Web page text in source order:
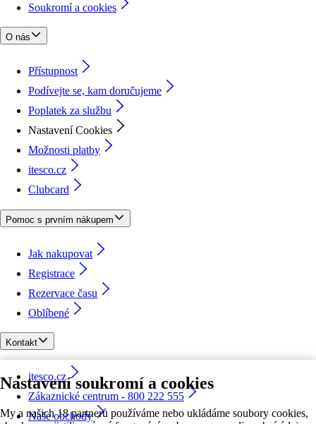
Nastavení soukromí a cookies
My a našich 18 partnerů používáme nebo ukládáme soubory cookies,
Soukromí a cookies
O nás
Přístupnost
Podívejte se, kam doručujeme
Poplatek za službu
Nastavení Cookies
Možnosti platby
itesco.cz
Clubcard
Pomoc s prvním nákupem
Jak nakupovat
Registrace
Rezervace času
Oblíbené
Kontakt
itesco.cz
Zákaznické centrum - 800 222 555
Naše obchody